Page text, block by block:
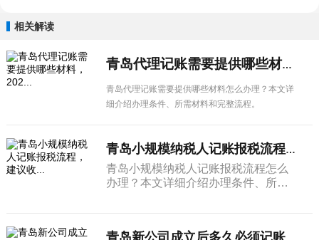
相关解读
青岛代理记账需要提供哪些材料，202...
青岛代理记账需要提供哪些材料怎么办理？本文详
细介绍办理条件、所需材料和完整流程。
青岛小规模纳税人记账报税流程，建议收...
青岛小规模纳税人记账报税流程怎么
办理？本文详细介绍办理条件、所需
青岛新公司成立后多久必须记账报税，2...